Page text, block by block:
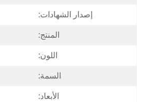
إصدار الشهادات:
المنتج:
اللون:
السمة:
الأبعاد: